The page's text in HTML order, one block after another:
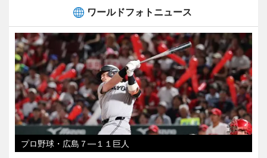
ワールドフォトニュース
プロ野球・広島７―１１巨人